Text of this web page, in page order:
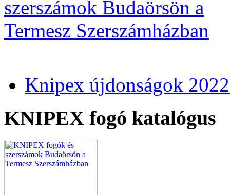
Knipex újdonságok
KNIPEX fogó katalógus